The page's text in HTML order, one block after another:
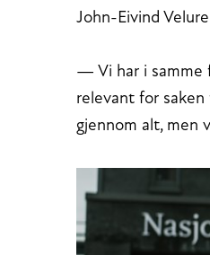
John-Eivind
— Vi har i samme
relevant for
gjennom alt, men